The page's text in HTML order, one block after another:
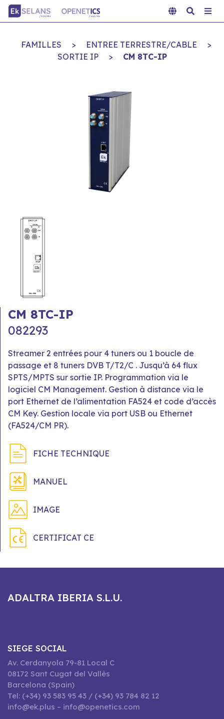
FAMILLES > ENTREE TERRESTRE/CABLE
>
SORTIE IP
> CM 8TC-IP
CM 8TC-IP
082293
Streamer 2 entrées pour 4 tuners ou 1 boucle de
passage et 8 tuners DVB T/T2/C . Jusqu’à 64 flux
SPTS/MPTS sur sortie IP. Programmation via le
logiciel CM Management. Gestion à distance via le
port Ethernet de l’alimentation FA524 et code d’accès
CM Key. Gestion locale via port USB ou Ethernet
(FA524/CM PR).
FICHE TECHNIQUE
MANUEL
IMAGE
CERTIFICAT CE
ADALTRA IBERIA S.L.U.
SIEGE SOCIAL
Av. Cerdanyola 79-81 Local C
08172 Sant Cugat del Vallès
Barcelona (Spain)
Tel: (+34) 93 583 95 43 / (+34) 93 784 82 12
info@ek.plus – info@openetics.com